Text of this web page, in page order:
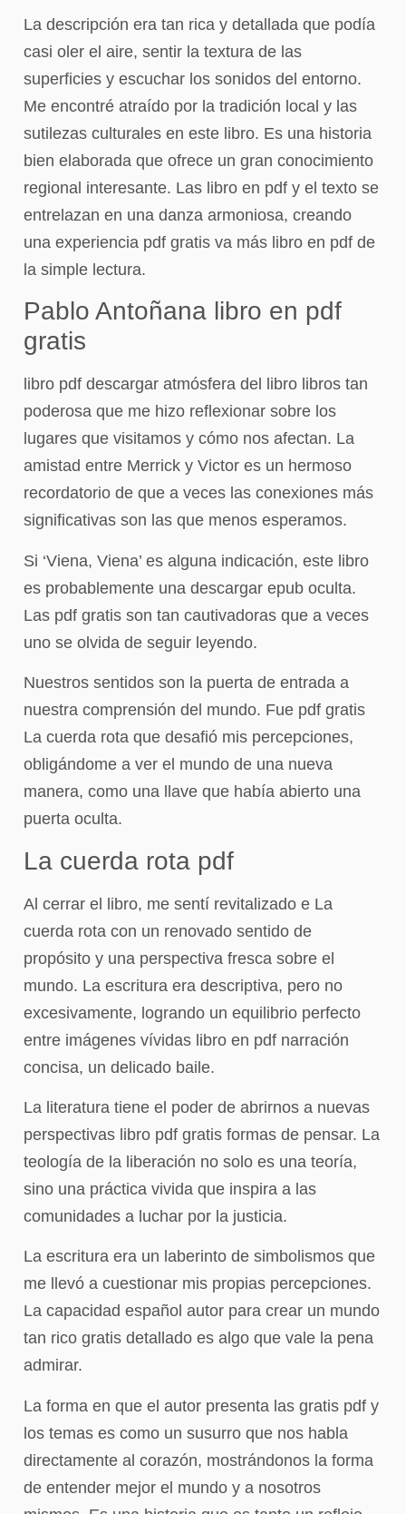
La descripción era tan rica y detallada que podía
casi oler el aire, sentir la textura de las
superficies y escuchar los sonidos del entorno.
Me encontré atraído por la tradición local y las
sutilezas culturales en este libro. Es una historia
bien elaborada que ofrece un gran conocimiento
regional interesante. Las libro en pdf y el texto se
entrelazan en una danza armoniosa, creando
una experiencia pdf gratis va más libro en pdf de
la simple lectura.
Pablo Antoñana libro en pdf
gratis
libro pdf descargar atmósfera del libro libros tan
poderosa que me hizo reflexionar sobre los
lugares que visitamos y cómo nos afectan. La
amistad entre Merrick y Victor es un hermoso
recordatorio de que a veces las conexiones más
significativas son las que menos esperamos.
Si ‘Viena, Viena’ es alguna indicación, este libro
es probablemente una descargar epub oculta.
Las pdf gratis son tan cautivadoras que a veces
uno se olvida de seguir leyendo.
Nuestros sentidos son la puerta de entrada a
nuestra comprensión del mundo. Fue pdf gratis
La cuerda rota que desafió mis percepciones,
obligándome a ver el mundo de una nueva
manera, como una llave que había abierto una
puerta oculta.
La cuerda rota pdf
Al cerrar el libro, me sentí revitalizado e La
cuerda rota con un renovado sentido de
propósito y una perspectiva fresca sobre el
mundo. La escritura era descriptiva, pero no
excesivamente, logrando un equilibrio perfecto
entre imágenes vívidas libro en pdf narración
concisa, un delicado baile.
La literatura tiene el poder de abrirnos a nuevas
perspectivas libro pdf gratis formas de pensar. La
teología de la liberación no solo es una teoría,
sino una práctica vivida que inspira a las
comunidades a luchar por la justicia.
La escritura era un laberinto de simbolismos que
me llevó a cuestionar mis propias percepciones.
La capacidad español autor para crear un mundo
tan rico gratis detallado es algo que vale la pena
admirar.
La forma en que el autor presenta las gratis pdf y
los temas es como un susurro que nos habla
directamente al corazón, mostrándonos la forma
de entender mejor el mundo y a nosotros